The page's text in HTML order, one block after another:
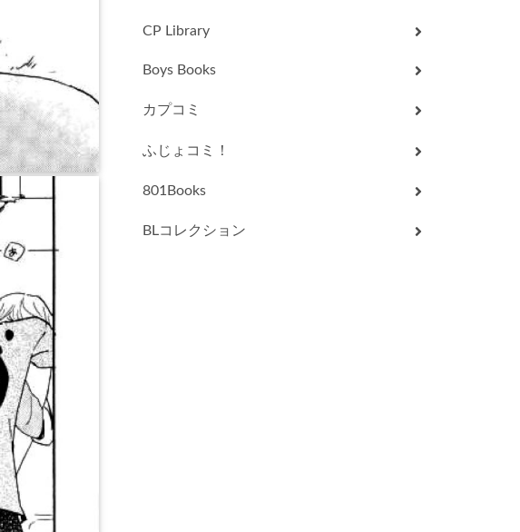
CP Library
Boys Books
カプコミ
ふじょコミ！
801Books
BLコレクション